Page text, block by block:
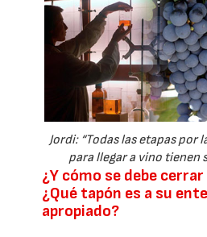
Jordi: “Todas las etapas por
para llegar a vino tienen
¿Y cómo se debe
¿Qué tapón es a su
apropiado?